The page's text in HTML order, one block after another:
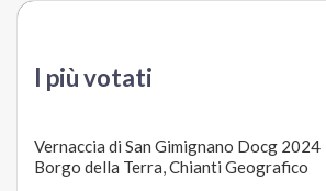
I più votati
Vernaccia di San Gimignano Docg 2024
Borgo della Terra, Chianti Geografico